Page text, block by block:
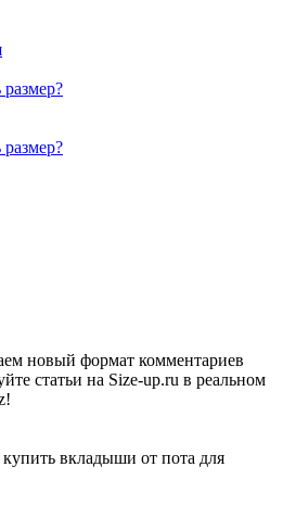
новый формат комментариев
статьи на Size-up.ru в реальном
купить вкладыши от пота для